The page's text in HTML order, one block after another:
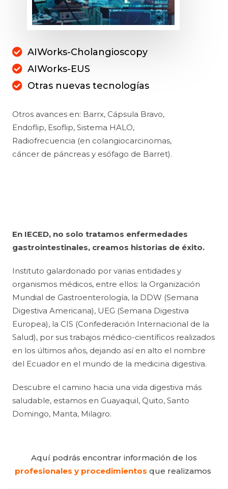
AIWorks-Cholangioscopy
AIWorks-EUS
Otras nuevas tecnologías
Otros avances en: Barrx, Cápsula Bravo,
Endoflip, Esoflip, Sistema HALO,
Radiofrecuencia (en colangiocarcinomas,
cáncer de páncreas y esófago de Barret).
En IECED, no solo tratamos enfermedades
gastrointestinales, creamos historias de éxito.
Instituto galardonado por varias entidades y
organismos médicos, entre ellos: la Organización
Mundial de Gastroenterología, la DDW (Semana
Digestiva Americana), UEG (Semana Digestiva
Europea), la CIS (Confederación Internacional de la
Salud), por sus trabajos médico-científicos realizados
en los últimos años, dejando así en alto el nombre
del Ecuador en el mundo de la medicina digestiva.
Descubre el camino hacia una vida digestiva más
saludable, estamos en Guayaquil, Quito, Santo
Domingo, Manta, Milagro.
Aquí podrás encontrar información de los
profesionales y procedimientos que realizamos